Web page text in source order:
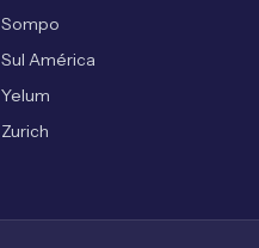
Sompo
Sul América
Yelum
Zurich